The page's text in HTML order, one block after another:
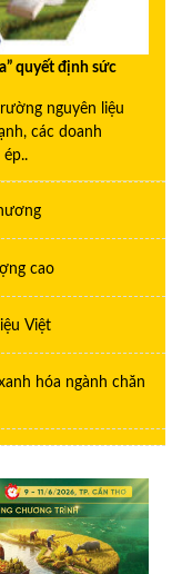
quyết định sức
nguyên liệu
các doanh
cao
Việt
hóa ngành chăn